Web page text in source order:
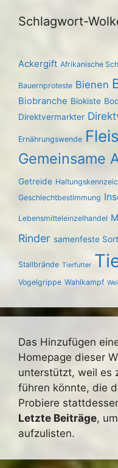
Schlagwort-
Ackergift Afrikanische
Bauernproteste Bienen
Biobranche Biokiste
Direktvermarkter
Ernährungswende
Gemeinsame
Getreide
Geschlechtbestimmung
Lebensmitteleinzelhandel
Rinder samenfeste
Stallbrände Tierfutter
Vogelgrippe Wahlkampf
Das Hinzufügen
Homepage dieser
unterstützt, weil es
führen könnte, die
Probiere
Letzte Beiträge,
aufzulisten.